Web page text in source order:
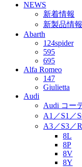
NEWS
新着情報
新製品情報
Abarth
124spider
595
695
Alfa Romeo
147
Giulietta
Audi
Audi コー
A1／S1／
A3／S3／
8L
8P
8V
8Y